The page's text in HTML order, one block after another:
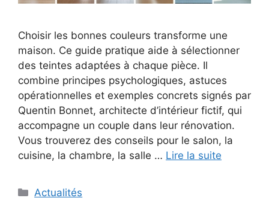
Choisir les bonnes couleurs transforme une
maison. Ce guide pratique aide à sélectionner
des teintes adaptées à chaque pièce. Il
combine principes psychologiques, astuces
opérationnelles et exemples concrets signés par
Quentin Bonnet, architecte d’intérieur fictif, qui
accompagne un couple dans leur rénovation.
Vous trouverez des conseils pour le salon, la
cuisine, la chambre, la salle … Lire la suite
Catégories
Actualités